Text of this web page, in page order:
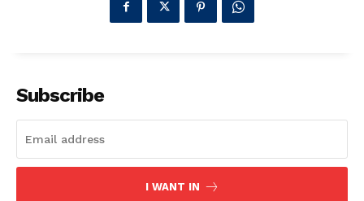
Subscribe
I WANT IN